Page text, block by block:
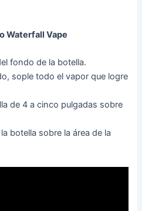
Waterfall Vape
fondo de la botella.
sople todo el vapor que logre
de 4 a cinco pulgadas sobre
botella sobre la área de la